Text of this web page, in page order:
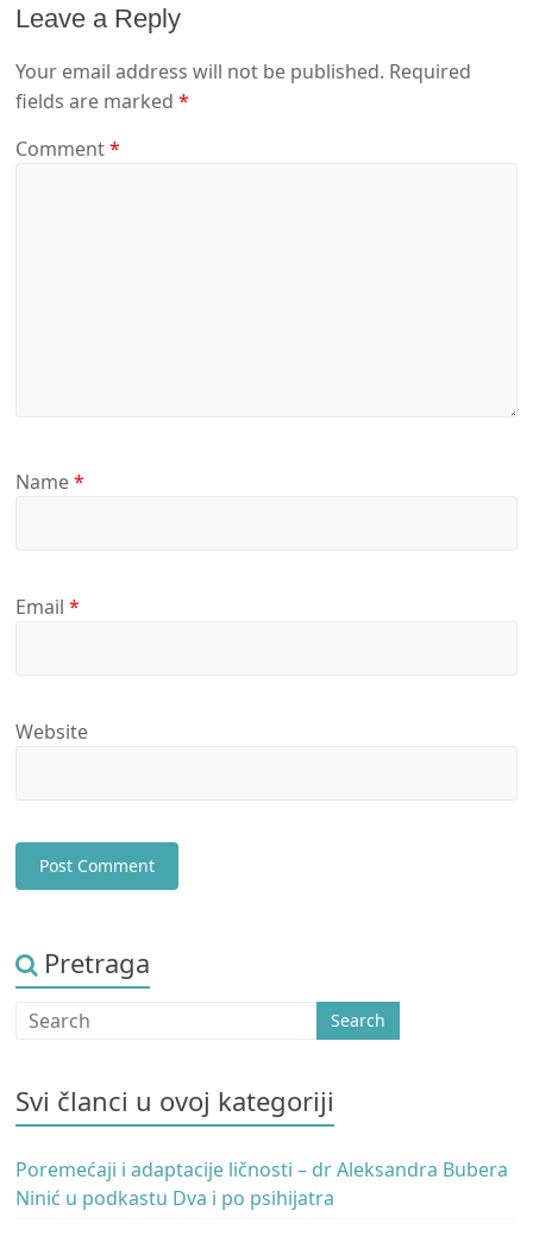
Leave a Reply
Your email address will not be published. Required
fields are marked*
Comment*
Name*
Email*
Website
Pretraga
Svi članci u ovoj kategoriji
Poremećaji i adaptacije ličnosti – dr Aleksandra Bubera
Ninić u podkastu Dva i po psihijatra